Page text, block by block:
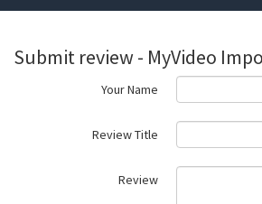
Submit review - MyVideo
Your Name
Review Title
Review